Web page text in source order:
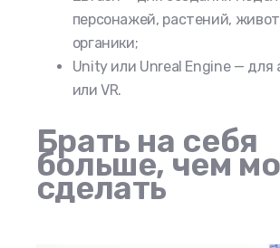
персонажей, растений,
органики;
Unity или Unreal Engine — для
или VR.
Брать на себя
больше, чем
сделать